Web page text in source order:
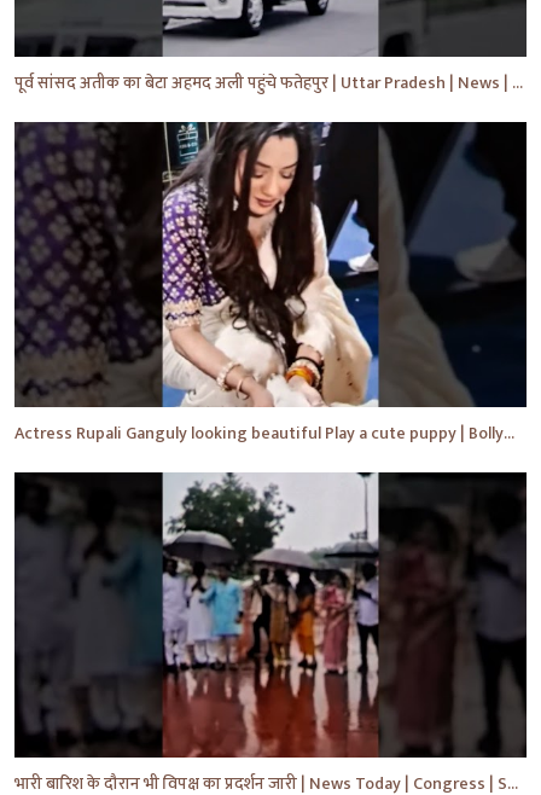
पूर्व सांसद अतीक का बेटा अहमद अली पहुंचे फतेहपुर | Uttar Pradesh | News | #shorts #yt #news #upnews
Actress Rupali Ganguly looking beautiful Play a cute puppy | Bollywood | Bollywood News #shorts #yt
भारी बारिश के दौरान भी विपक्ष का प्रदर्शन जारी | News Today | Congress | Samajwadi | #shorts #yt